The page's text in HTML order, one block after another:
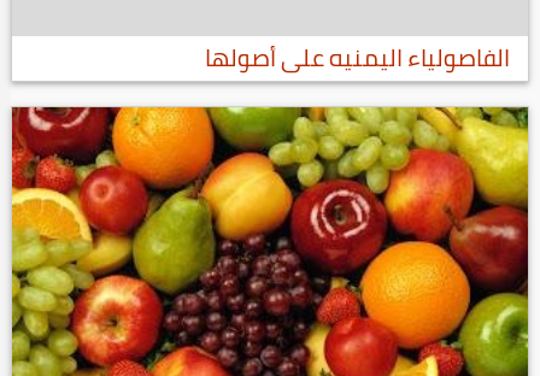
الفاصولياء اليمنيه على أصولها